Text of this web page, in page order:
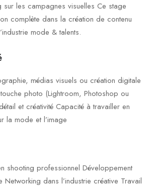
sur les campagnes visuelles Ce stage
complète dans la création de contenu
mode & talents.
médias visuels ou création digitale
photo (Lightroom, Photoshop ou
et créativité Capacité à travailler en
la mode et l’image
shooting professionnel Développement
Networking dans l’industrie créative Travail